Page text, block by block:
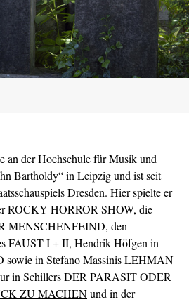
an der Hochschule für Musik und
Bartholdy“ in Leipzig und ist seit
Dresden. Hier spielte er
ROCKY HORROR SHOW, die
MENSCHENFEIND, den
FAUST I + II, Hendrik Höfgen in
in Stefano MassinisLEHMAN
in SchillersDER PARASIT ODER
ZU MACHENund in der